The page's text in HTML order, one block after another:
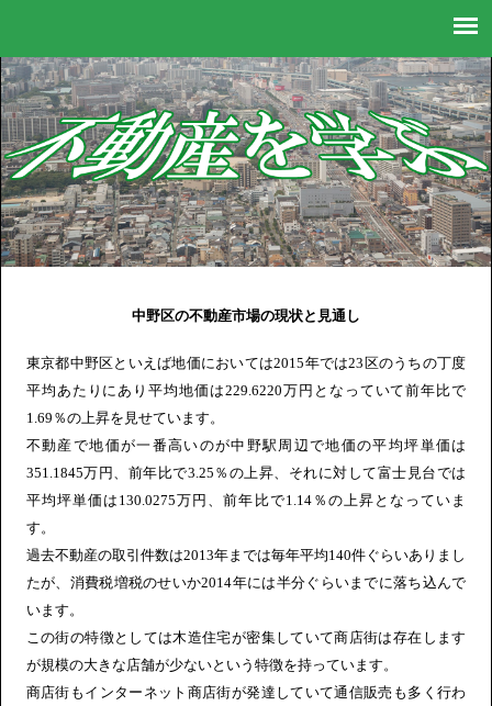
不動産に関する情報が満載！
中野区の不動産市場の現状と見通し
東京都中野区といえば地価においては2015年では23区のうちの丁度
平均あたりにあり平均地価は229.6220万円となっていて前年比で
1.69％の上昇を見せています。
不動産で地価が一番高いのが中野駅周辺で地価の平均坪単価は
351.1845万円、前年比で3.25％の上昇、それに対して富士見台では
平均坪単価は130.0275万円、前年比で1.14％の上昇となっていま
す。
過去不動産の取引件数は2013年までは毎年平均140件ぐらいありまし
たが、消費税増税のせいか2014年には半分ぐらいまでに落ち込んで
います。
この街の特徴としては木造住宅が密集していて商店街は存在します
が規模の大きな店舗が少ないという特徴を持っています。
商店街もインターネット商店街が発達していて通信販売も多く行わ